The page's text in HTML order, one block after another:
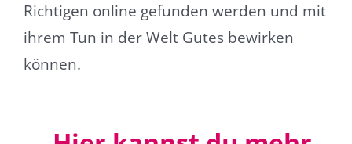
Richtigen online gefunden werden und mit
ihrem Tun in der Welt Gutes bewirken
können.